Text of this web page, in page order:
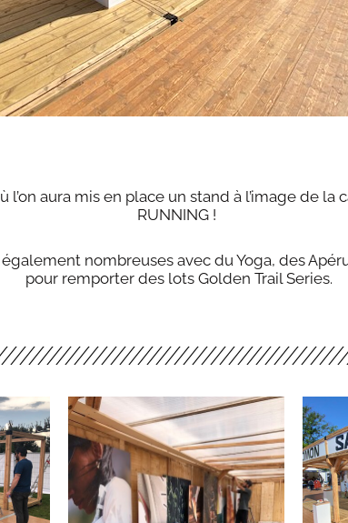
l’on aura mis en place un stand à l’image de la
RUNNING !
nombreuses avec du Yoga, des
pour remporter des lots Golden Trail Series.